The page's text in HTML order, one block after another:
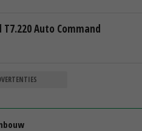
T7.220 Auto Command